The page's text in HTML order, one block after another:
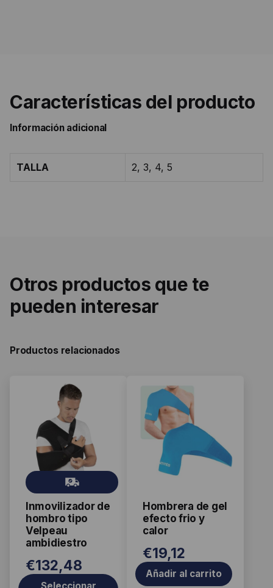
Características del producto
Información adicional
TALLA 2, 3, 4, 5
Otros productos que te
pueden interesar
Productos relacionados
Inmovilizador de
hombro tipo
Velpeau
ambidiestro
Gr
ati
s
€132,48
producto
múltiples
variantes.
opciones
pueden
elegir
en
página
Hombrera de gel
efecto frio y
calor
€19,12
Añadir al carrito